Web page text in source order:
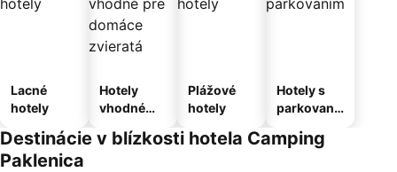
Lacné
hotely
Hotely
vhodné
domáce
Plážové
hotely
Hotely s
parkovaní
Destinácie v blízkosti hotela Camping
Paklenica